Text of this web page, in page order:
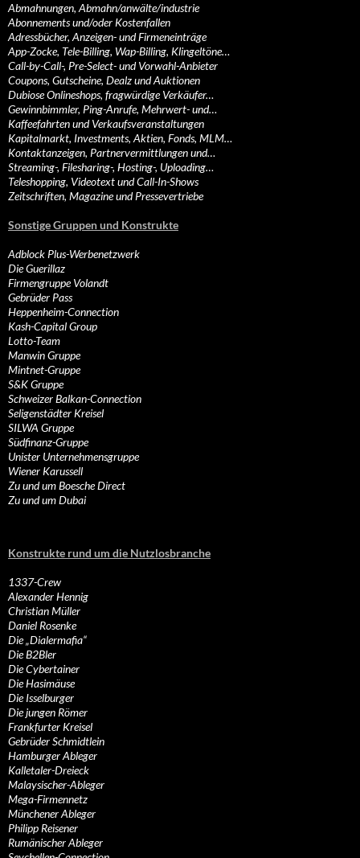
Abmahnungen, Abmahn/anwälte/industrie
Abonnements und/oder Kostenfallen
Adressbücher, Anzeigen- und Firmeneinträge
App-Zocke, Tele-Billing, Wap-Billing, Klingeltöne…
Call-by-Call-, Pre-Select- und Vorwahl-Anbieter
Coupons, Gutscheine, Dealz und Auktionen
Dubiose Onlineshops, fragwürdige Verkäufer…
Gewinnbimmler, Ping-Anrufe, Mehrwert- und…
Kaffeefahrten und Verkaufsveranstaltungen
Kapitalmarkt, Investments, Aktien, Fonds, MLM…
Kontaktanzeigen, Partnervermittlungen und…
Streaming-, Filesharing-, Hosting-, Uploading…
Teleshopping, Videotext und Call-In-Shows
Zeitschriften, Magazine und Pressevertriebe
Sonstige Gruppen und Konstrukte
Adblock Plus-Werbenetzwerk
Die Guerillaz
Firmengruppe Volandt
Gebrüder Pass
Heppenheim-Connection
Kash-Capital Group
Lotto-Team
Manwin Gruppe
Mintnet-Gruppe
S&K Gruppe
Schweizer Balkan-Connection
Seligenstädter Kreisel
SILWA Gruppe
Südfinanz-Gruppe
Unister Unternehmensgruppe
Wiener Karussell
Zu und um Boesche Direct
Zu und um Dubai
Konstrukte rund um die Nutzlosbranche
1337-Crew
Alexander Hennig
Christian Müller
Daniel Rosenke
Die „Dialermafia“
Die B2Bler
Die Cybertainer
Die Hasimäuse
Die Isselburger
Die jungen Römer
Frankfurter Kreisel
Gebrüder Schmidtlein
Hamburger Ableger
Kalletaler-Dreieck
Malaysischer-Ableger
Mega-Firmennetz
Münchener Ableger
Philipp Reisener
Rumänischer Ableger